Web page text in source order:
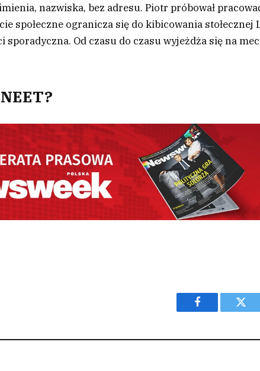
nazwiska, bez adresu. Piotr próbował
społeczne ogranicza się do kibicowania stołecznej
sporadyczna. Od czasu do czasu wyjeżdża się na
Facebook